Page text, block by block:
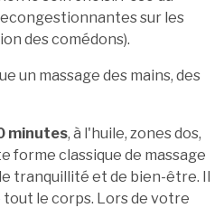
sur les
des comédons).
un massage des mains, des
minutes, à l'huile, zones dos,
forme classique de massage
tranquillité et de bien-être. Il
le corps. Lors de votre